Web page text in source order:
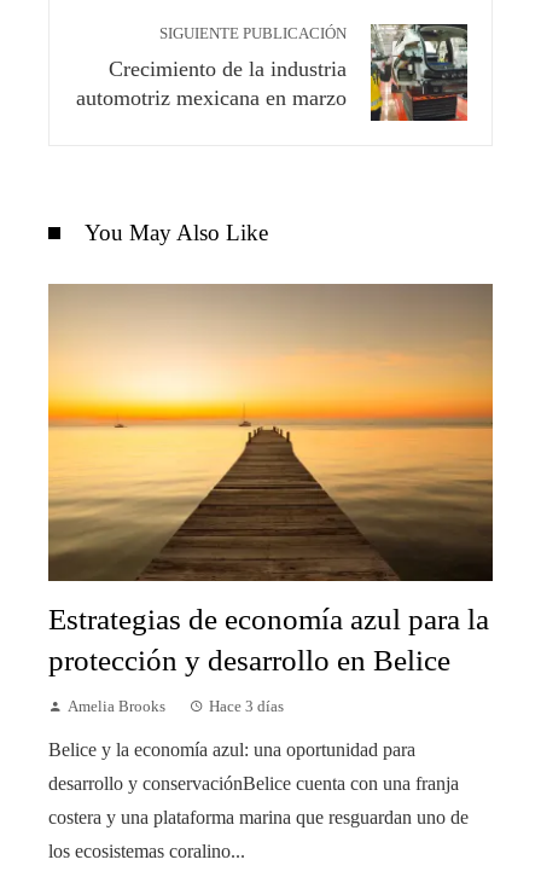
SIGUIENTE PUBLICACIÓN
Crecimiento de la industria
automotriz mexicana en marzo
You May Also Like
Estrategias de economía azul para la
protección y desarrollo en Belice
Amelia Brooks Hace 3 días
Belice y la economía azul: una oportunidad para
desarrollo y conservaciónBelice cuenta con una franja
costera y una plataforma marina que resguardan uno de
los ecosistemas coralino...